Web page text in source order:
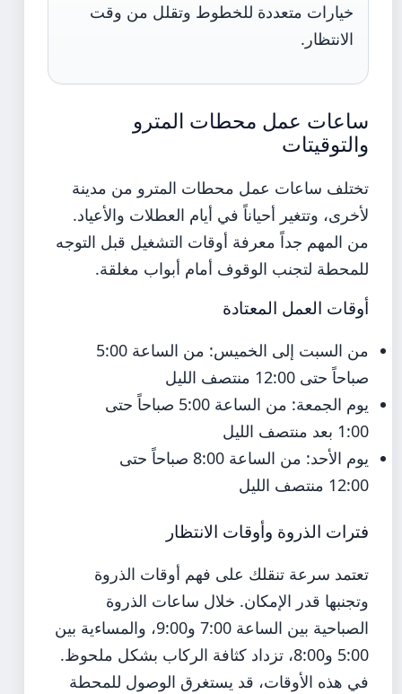
خيارات متعددة للخطوط وتقلل من وقت
الانتظار.
ساعات عمل محطات المترو
والتوقيتات
تختلف ساعات عمل محطات المترو من مدينة
لأخرى، وتتغير أحياناً في أيام العطلات والأعياد.
من المهم جداً معرفة أوقات التشغيل قبل التوجه
للمحطة لتجنب الوقوف أمام أبواب مغلقة.
أوقات العمل المعتادة
من السبت إلى الخميس: من الساعة 5:00
صباحاً حتى 12:00 منتصف الليل
يوم الجمعة: من الساعة 5:00 صباحاً حتى
1:00 بعد منتصف الليل
يوم الأحد: من الساعة 8:00 صباحاً حتى
12:00 منتصف الليل
فترات الذروة وأوقات الانتظار
تعتمد سرعة تنقلك على فهم أوقات الذروة
وتجنبها قدر الإمكان. خلال ساعات الذروة
الصباحية بين الساعة 7:00 و9:00، والمساءية بين
5:00 و8:00، تزداد كثافة الركاب بشكل ملحوظ.
في هذه الأوقات، قد يستغرق الوصول للمحطة